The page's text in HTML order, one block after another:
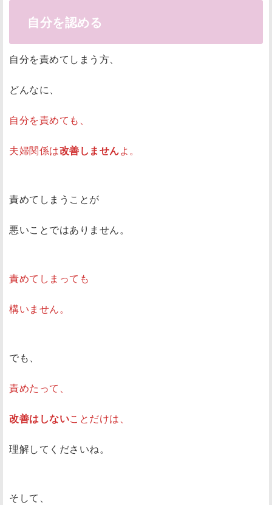
自分を認める
自分を責めてしまう方、
どんなに、
自分を責めても、
夫婦関係は改善しませんよ。
責めてしまうことが
悪いことではありません。
責めてしまっても
構いません。
でも、
責めたって、
改善はしないことだけは、
理解してくださいね。
そして、